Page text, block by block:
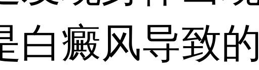
白癜风导致的